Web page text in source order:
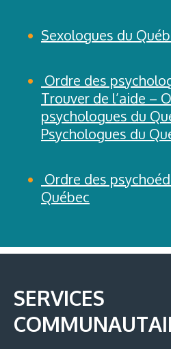
Sexologues du
Ordre des
Trouver de l’aide –
psychologues du
Psychologues du
Ordre des
Québec
SERVICES